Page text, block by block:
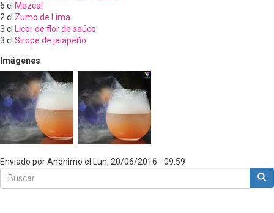
6 cl Mezcal
2cl Zumo de Lima
3 cl Licor de flor de saúco
3 cl Sirope de jalapeño
Imágenes
Enviado porAnónimo el Lun, 20/06/2016 - 09:59
Buscar
Buscar